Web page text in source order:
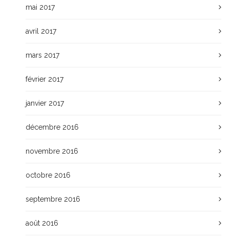
mai 2017
avril 2017
mars 2017
février 2017
janvier 2017
décembre 2016
novembre 2016
octobre 2016
septembre 2016
août 2016